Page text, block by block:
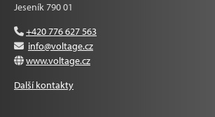
Jeseník 790 01
+420 776 627 563
info@voltage.cz
www.voltage.cz
Další kontakty